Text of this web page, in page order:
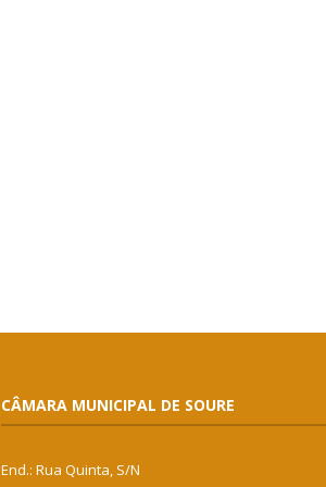
CÂMARA MUNICIPAL DE SOURE
End.: Rua Quinta, S/N